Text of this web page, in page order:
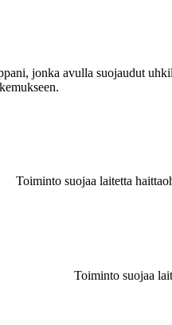
jonka avulla suojaudut
Toiminto suojaa laitetta
Toiminto suojaa